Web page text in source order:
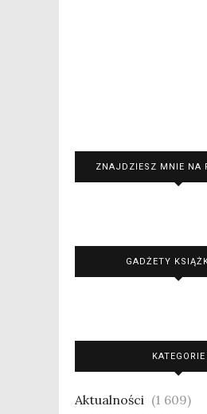
ZNAJDZIESZ MNIE NA
GADŻETY
KATEGORIE
Aktualności (1 609)